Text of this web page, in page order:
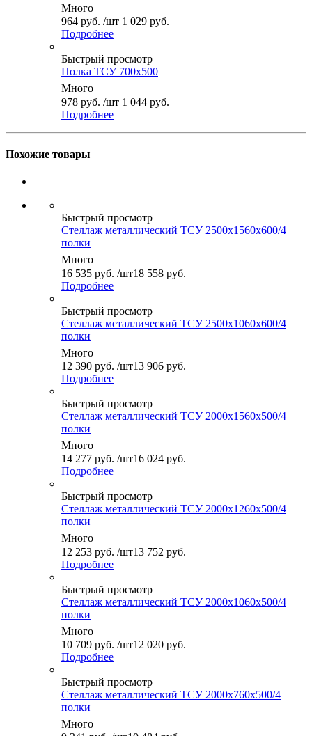
Много
964 руб. /шт 1 029 руб.
Подробнее
Быстрый просмотр
Полка ТСУ 700x500
Много
978 руб. /шт 1 044 руб.
Подробнее
Похожие товары
Быстрый просмотр
Стеллаж металлический ТСУ 2500x1560x600/4
полки
Много
16 535 руб. /шт18 558 руб.
Подробнее
Быстрый просмотр
Стеллаж металлический ТСУ 2500x1060x600/4
полки
Много
12 390 руб. /шт13 906 руб.
Подробнее
Быстрый просмотр
Стеллаж металлический ТСУ 2000x1560x500/4
полки
Много
14 277 руб. /шт16 024 руб.
Подробнее
Быстрый просмотр
Стеллаж металлический ТСУ 2000x1260x500/4
полки
Много
12 253 руб. /шт13 752 руб.
Подробнее
Быстрый просмотр
Стеллаж металлический ТСУ 2000x1060x500/4
полки
Много
10 709 руб. /шт12 020 руб.
Подробнее
Быстрый просмотр
Стеллаж металлический ТСУ 2000x760x500/4
полки
Много